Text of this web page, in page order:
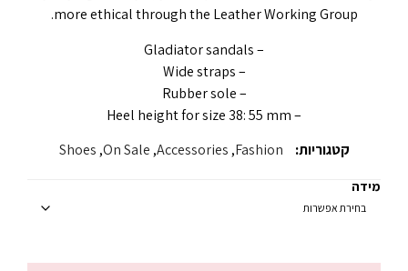
more ethical through the Leather Working Group.
– Gladiator sandals
– Wide straps
– Rubber sole
– Heel height for size 38: 55 mm
קטגוריות:
Fashion
,
Accessories
,
On Sale
,
Shoes
מידה